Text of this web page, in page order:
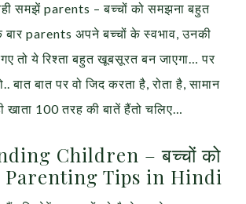
समझें parents – बच्चों को समझना बहुत
बार parents अपने बच्चों के स्वभाव, उनकी
तो ये रिश्ता बहुत खूबसूरत बन जाएगा… पर
बात पर वो जिद करता है, रोता है, सामान
खाता 100 तरह की बातें हैंतो चलिए…
Children – बच्चों को
Tips in Hindi